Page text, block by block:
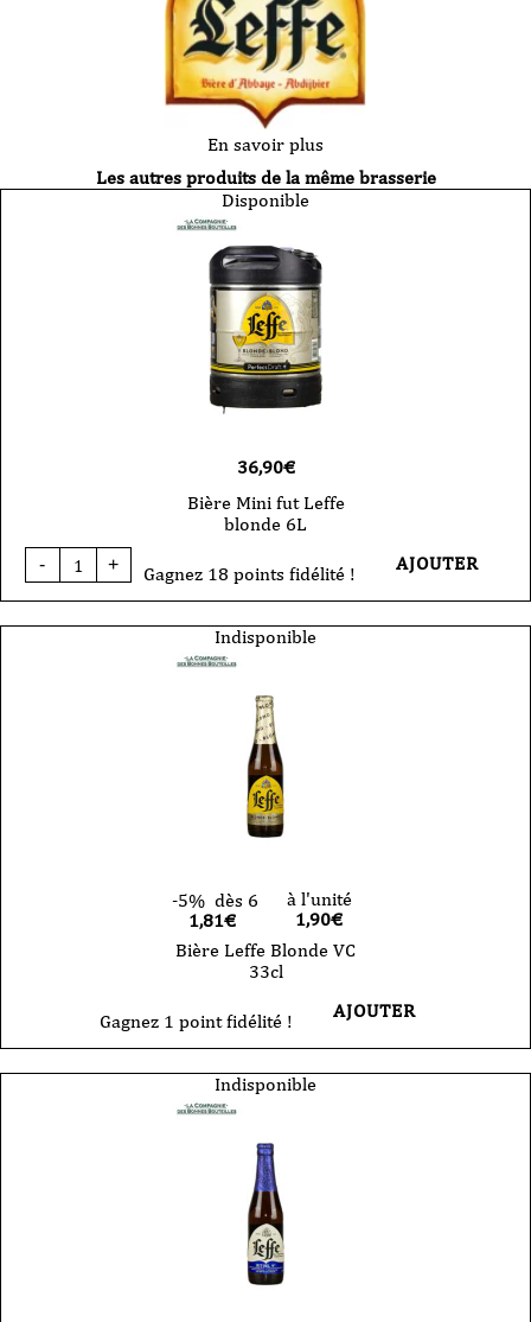
En savoir plus
Les autres produits de la même brasserie
Disponible
36,90€
Bière Mini fut Leffe
blonde 6L
-
quantité
de
fut
+ Gagnez 18 points fidélité ! AJOUTER
Indisponible
-5% dès 6
1,81€
à l'unité
1,90€
Bière Leffe Blonde VC
33cl
Gagnez 1 point fidélité ! AJOUTER
Indisponible